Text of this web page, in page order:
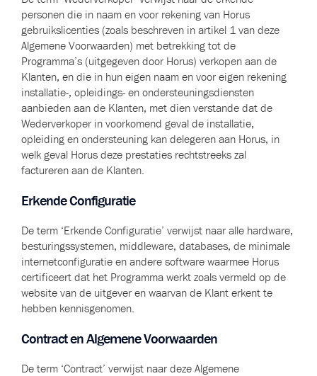
personen die in naam en voor rekening van Horus
gebruikslicenties (zoals beschreven in artikel 1 van deze
Algemene Voorwaarden) met betrekking tot de
Programma’s (uitgegeven door Horus) verkopen aan de
Klanten, en die in hun eigen naam en voor eigen rekening
installatie-, opleidings- en ondersteuningsdiensten
aanbieden aan de Klanten, met dien verstande dat de
Wederverkoper in voorkomend geval de installatie,
opleiding en ondersteuning kan delegeren aan Horus, in
welk geval Horus deze prestaties rechtstreeks zal
factureren aan de Klanten.
Erkende Configuratie
De term ‘Erkende Configuratie’ verwijst naar alle hardware,
besturingssystemen, middleware, databases, de minimale
internetconfiguratie en andere software waarmee Horus
certificeert dat het Programma werkt zoals vermeld op de
website van de uitgever en waarvan de Klant erkent te
hebben kennisgenomen.
Contract en Algemene Voorwaarden
De term ‘Contract’ verwijst naar deze Algemene